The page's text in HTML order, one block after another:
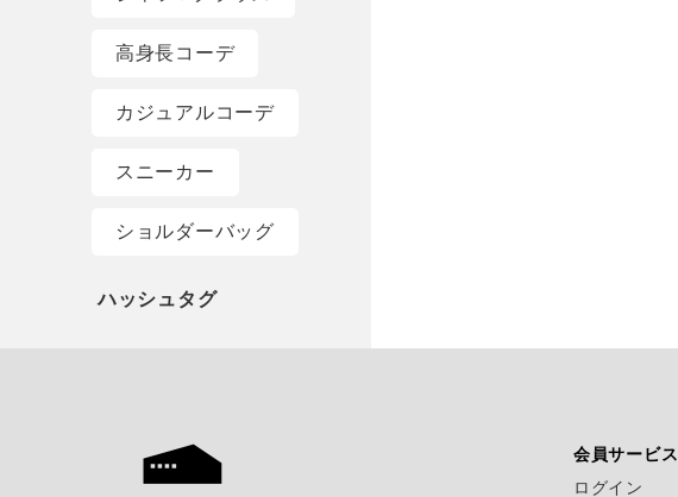
高身長コーデ
カジュアルコーデ
スニーカー
ショルダーバッグ
会員サービス
ログイン